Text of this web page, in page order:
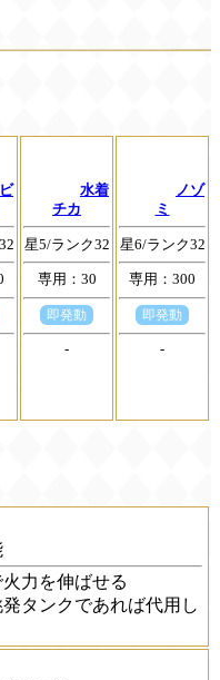
水着
チカ
星5/ランク32
専用：30
即発動
-
ノゾ
ミ
星6/ランク32
専用：300
即発動
-
火力を伸ばせる
発タンクであれば代用し